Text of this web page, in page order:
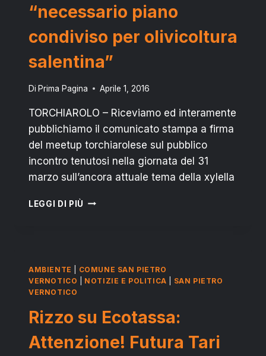
“necessario piano
condiviso per olivicoltura
salentina”
Di Prima Pagina Aprile 1, 2016
TORCHIAROLO – Riceviamo ed interamente
pubblichiamo il comunicato stampa a firma
del meetup torchiarolese sul pubblico
incontro tenutosi nella giornata del 31
marzo sull’ancora attuale tema della xylella
LEGGI DI PIÙ TORCHIAROLO:
SALENTINA”
AMBIENTE
COMUNE SAN PIETRO
VERNOTICO
NOTIZIE E POLITICA
SAN PIETRO
VERNOTICO
Rizzo su Ecotassa:
Attenzione! Futura Tari